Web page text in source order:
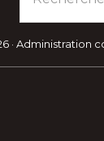
dans
ce
site
· Administration